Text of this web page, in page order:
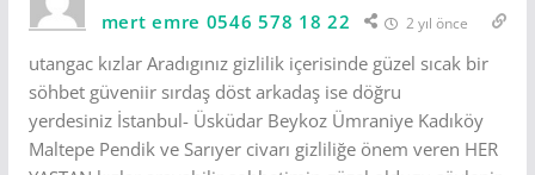
mert emre 0546 578 18 22 2 yıl önce
utangac kızlar Aradıgınız gizlilik içerisinde güzel sıcak bir
söhbet güveniir sırdaş döst arkadaş ise döğru
yerdesiniz İstanbul- Üsküdar Beykoz Ümraniye Kadıköy
Maltepe Pendik ve Sarıyer civarı gizliliğe önem veren HER